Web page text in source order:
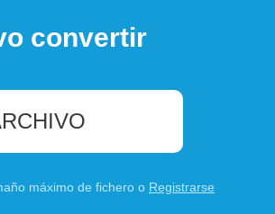
convertir
máximo de fichero o Registrarse